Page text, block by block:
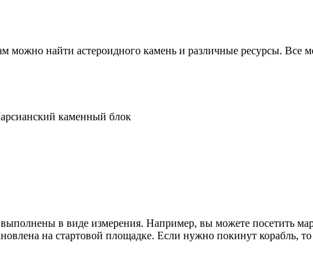
найти астероидного камень и различные ресурсы. Все
каменный блок
в виде измерения. Например, вы можете посетить
на стартовой площадке. Если нужно покинут корабль,